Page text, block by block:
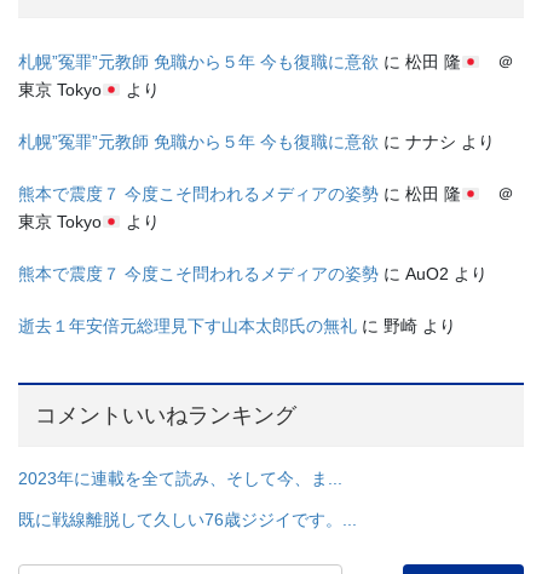
札幌”冤罪”元教師 免職から５年 今も復職に意欲 に 松田 隆
＠
東京 Tokyo
より
札幌”冤罪”元教師 免職から５年 今も復職に意欲 に ナナシ より
熊本で震度７ 今度こそ問われるメディアの姿勢 に 松田 隆
＠
東京 Tokyo
より
熊本で震度７ 今度こそ問われるメディアの姿勢 に AuO2 より
逝去１年安倍元総理見下す山本太郎氏の無礼 に 野崎 より
コメントいいねランキング
2023年に連載を全て読み、そして今、ま...
既に戦線離脱して久しい76歳ジジイです。...